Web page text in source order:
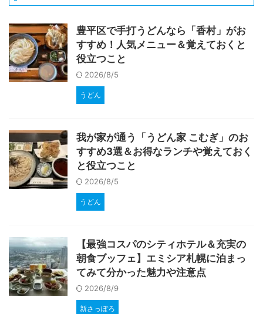
豊平区で手打うどんなら「香村」がお
すすめ！人気メニュー＆覚えておくと
役立つこと
2026/8/5
うどん
我が家が通う「うどん家 こむぎ」のお
すすめ3選＆お得なランチや覚えておく
と役立つこと
2026/8/5
うどん
【最強コスパのシティホテル＆充実の
朝食ブッフェ】エミシア札幌に泊まっ
てみて分かった魅力や注意点
2026/8/9
新さっぽろ